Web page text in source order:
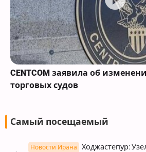
CENTCOM заявила об
торговых судов
Самый посещаемый
Новости Ирана
Ходжастепур: